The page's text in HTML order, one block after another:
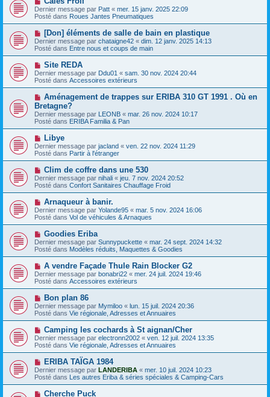
g
e
a
u
m
e
s
a
g
e
o
u
v
e
u
m
e
s
s
a
g
Dernier message par Patt « mer. 15 janv. 2025 22:09
Posté dans Roues Jantes Pneumatiques
N
o
u
v
e
a
u
m
e
s
s
a
g
e
[Don] éléments de salle de bain en plastique
Dernier message par chataigne42 « dim. 12 janv. 2025 14:13
Posté dans Entre nous et coups de main
N
o
u
v
a
u
m
e
s
s
a
g
e
Site REDA
Dernier message par Ddu01 « sam. 30 nov. 2024 20:44
Posté dans Accessoires extérieurs
N
u
v
e
a
m
e
s
s
g
e
Aménagement de trappes sur ERIBA 310 GT 1991 . Où en
Bretagne?
Dernier message par LEONB « mar. 26 nov. 2024 10:17
Posté dans ERIBA Familia & Pan
N
o
u
v
a
u
m
e
s
s
a
g
e
Libye
Dernier message par jacland « ven. 22 nov. 2024 11:29
Posté dans Partir à l'étranger
N
o
u
v
a
u
m
e
s
s
a
g
Clim de coffre dans une 530
Dernier message par nihali « jeu. 7 nov. 2024 20:52
Posté dans Confort Sanitaires Chauffage Froid
N
o
u
v
a
u
m
e
s
s
a
g
e
Arnaqueur à banir.
Dernier message par Yolande95 « mar. 5 nov. 2024 16:06
Posté dans Vol de véhicules & Arnaques
N
o
u
v
a
u
m
e
s
a
g
e
Goodies Eriba
Dernier message par Sunnypuckette « mar. 24 sept. 2024 14:32
Posté dans Modèles réduits, Maquettes & Goodies
N
o
u
v
e
a
u
m
e
s
s
a
g
e
A vendre Façade Thule Rain Blocker G2
Dernier message par bonabri22 « mer. 24 juil. 2024 19:46
Posté dans Accessoires extérieurs
N
o
u
v
a
u
m
e
s
a
g
e
Bon plan 86
Dernier message par Mymiloo « lun. 15 juil. 2024 20:36
Posté dans Vie régionale, Adresses et Annuaires
N
o
u
v
e
a
u
m
e
s
Camping les cochards à St aignan/Cher
Dernier message par electronn2002 « ven. 12 juil. 2024 13:35
Posté dans Vie régionale, Adresses et Annuaires
N
o
u
v
ERIBA TAÏGA 1984
Dernier message par LANDERIBA « mer. 10 juil. 2024 10:23
Posté dans Les autres Eriba & séries spéciales & Camping-Cars
NCherche Puck